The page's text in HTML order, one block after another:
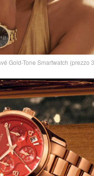
Gold-Tone Smartwatch (prezzo